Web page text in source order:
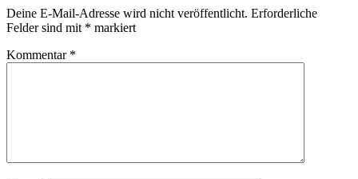
Deine E-Mail-Adresse wird nicht veröffentlicht. Erforderliche
Felder sind mit * markiert
Kommentar *